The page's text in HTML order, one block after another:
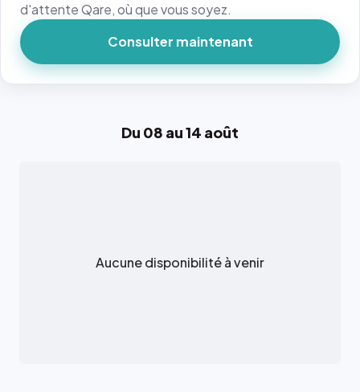
Du 08 au 14 août
Aucune disponibilité à venir
d'attente Qare, où que vous soyez.
Consulter maintenant